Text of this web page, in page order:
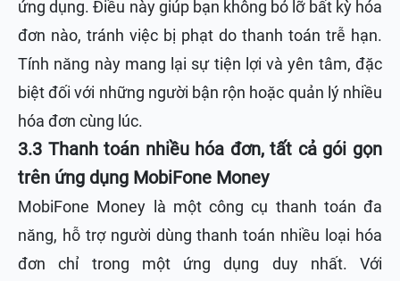
ứng dụng. Điều này giúp bạn không bỏ lỡ bất kỳ hóa
đơn nào, tránh việc bị phạt do thanh toán trễ hạn.
Tính năng này mang lại sự tiện lợi và yên tâm, đặc
biệt đối với những người bận rộn hoặc quản lý nhiều
hóa đơn cùng lúc.
3.3 Thanh toán nhiều hóa đơn, tất cả gói gọn
trên ứng dụng MobiFone Money
MobiFone Money là một công cụ thanh toán đa
năng, hỗ trợ người dùng thanh toán nhiều loại hóa
đơn chỉ trong một ứng dụng duy nhất. Với